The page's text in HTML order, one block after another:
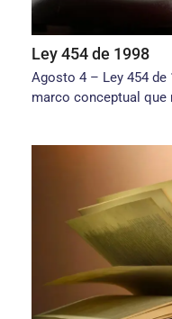
Ley 454 de 1998
Agosto 4 – Ley 454 de
marco conceptual que